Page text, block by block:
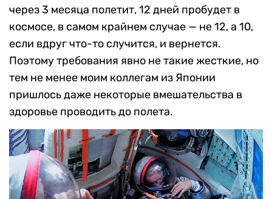
через 3 месяца полетит, 12 дней пробудет в
космосе, в самом крайнем случае — не 12, а 10,
если вдруг что-то случится, и вернется.
Поэтому требования явно не такие жесткие, но
тем не менее моим коллегам из Японии
пришлось даже некоторые вмешательства в
здоровье проводить до полета.